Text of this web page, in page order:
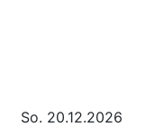
So. 20.12.2026